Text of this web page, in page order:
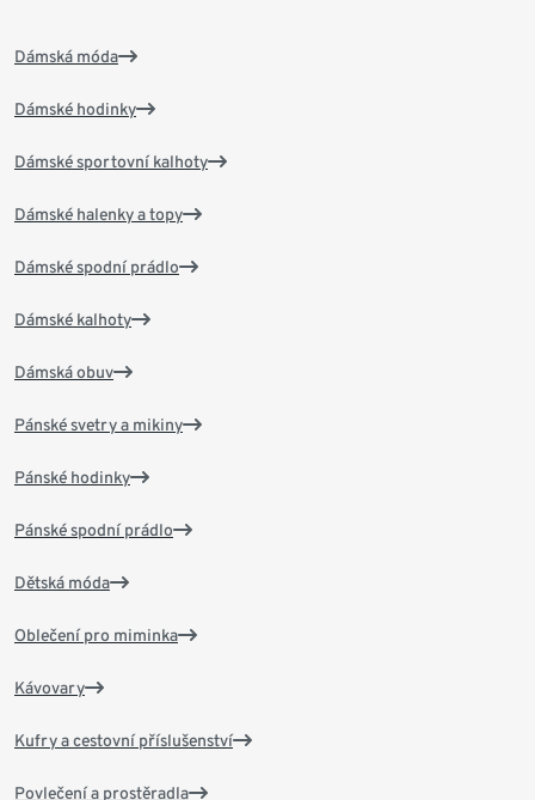
Dámská móda
Dámské hodinky
Dámské sportovní kalhoty
Dámské halenky a topy
Dámské spodní prádlo
Dámské kalhoty
Dámská obuv
Pánské svetry a mikiny
Pánské hodinky
Pánské spodní prádlo
Dětská móda
Oblečení pro miminka
Kávovary
Kufry a cestovní příslušenství
Povlečení a prostěradla